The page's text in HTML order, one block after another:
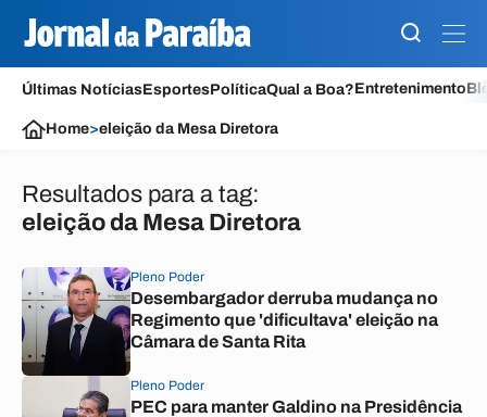
Últimas NotíciasEsportesPolíticaQual a Boa?Entretenimento
Home>eleição da Mesa Diretora
Resultados para a tag:
eleição da Mesa Diretora
Pleno Poder
Desembargador derruba mudança no
Regimento que 'dificultava' eleição na
Câmara de Santa Rita
Pleno Poder
PEC para manter Galdino na Presidência